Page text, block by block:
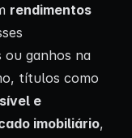
rendimentos
ou ganhos na
títulos como
e
imobiliário,